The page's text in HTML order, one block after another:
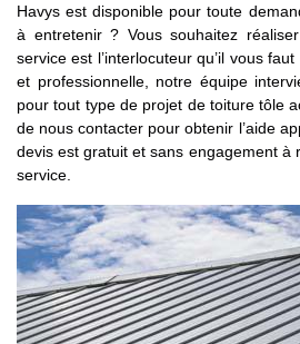
Havys est disponible pour toute
à entretenir ? Vous souhaitez
service est l’interlocuteur qu’il vous
et professionnelle, notre équipe
pour tout type de projet de toiture tôle
de nous contacter pour obtenir l’aide
devis est gratuit et sans engagement à
service.